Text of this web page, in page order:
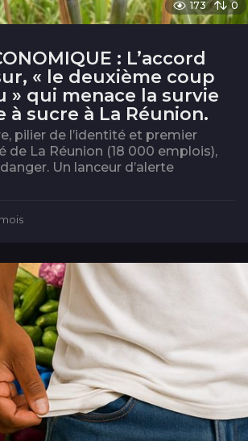
173 0
: L’accord
« le deuxième coup
» qui menace la survie
à sucre à La Réunion.
pilier de l’identité et premier
de La Réunion (18 000 emplois),
Un lanceur d’alerte
o
i
s